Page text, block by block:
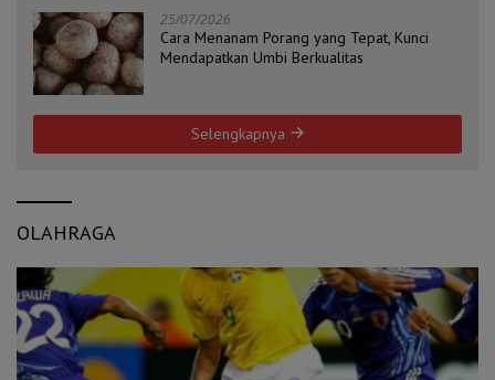
25/07/2026
Cara Menanam Porang yang Tepat, Kunci
Mendapatkan Umbi Berkualitas
Selengkapnya
OLAHRAGA